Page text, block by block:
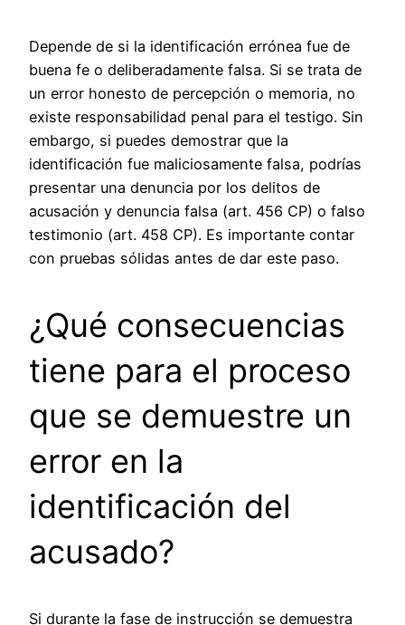
Depende de si la identificación errónea fue de
buena fe o deliberadamente falsa. Si se trata de
un error honesto de percepción o memoria, no
existe responsabilidad penal para el testigo. Sin
embargo, si puedes demostrar que la
identificación fue maliciosamente falsa, podrías
presentar una denuncia por los delitos de
acusación y denuncia falsa (art. 456 CP) o falso
testimonio (art. 458 CP). Es importante contar
con pruebas sólidas antes de dar este paso.
¿Qué consecuencias
tiene para el proceso
que se demuestre un
error en la
identificación del
acusado?
Si durante la fase de instrucción se demuestra